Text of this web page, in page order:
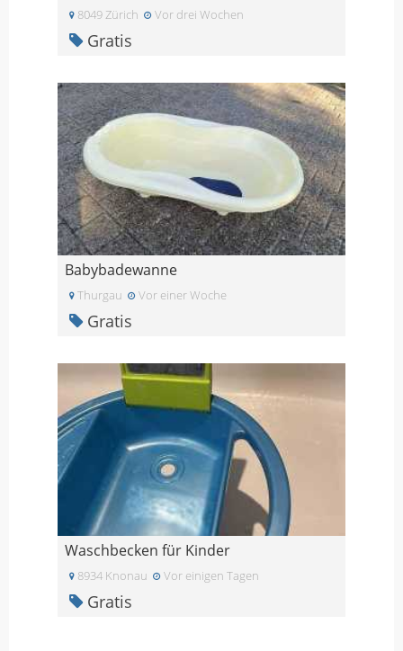
8049 Zürich Vor drei Wochen
Gratis
Babybadewanne
Thurgau Vor einer Woche
Gratis
Waschbecken für Kinder
8934 Knonau Vor einigen Tagen
Gratis